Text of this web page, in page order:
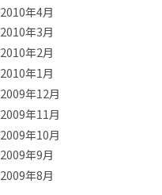
2010年4月
2010年3月
2010年2月
2010年1月
2009年12月
2009年11月
2009年10月
2009年9月
2009年8月